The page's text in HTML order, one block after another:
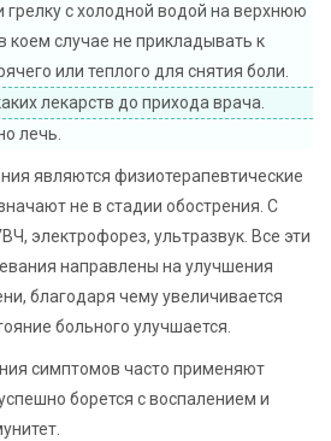
грелку с холодной водой на верхнюю
коем случае не прикладывать к
или теплого для снятия боли.
лекарств до прихода врача.
лечь.
являются физиотерапевтические
не в стадии обострения. С
электрофорез, ультразвук. Все эти
направлены на улучшения
благодаря чему увеличивается
больного улучшается.
симптомов часто применяют
борется с воспалением и